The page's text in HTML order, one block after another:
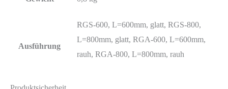
Ausführung
RGS-600, L=600mm, glatt, RGS-800,
L=800mm, glatt, RGA-600, L=600mm,
rauh, RGA-800, L=800mm, rauh